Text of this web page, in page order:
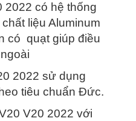
2022 có hệ thống
liệu Aluminum
có quạt giúp điều
2022 sử dụng
tiêu chuẩn Đức.
V20 2022 với